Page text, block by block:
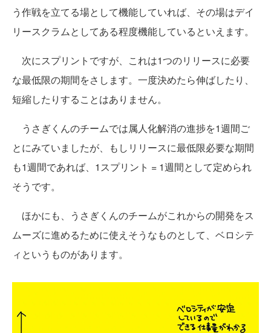
う作戦を立てる場として機能していれば、その場はデイ
リースクラムとしてある程度機能しているといえます。
次にスプリントですが、これは1つのリリースに必要
な最低限の期間をさします。一度決めたら伸ばしたり、
短縮したりすることはありません。
うさぎくんのチームでは属人化解消の進捗を1週間ご
とにみていましたが、もしリリースに最低限必要な期間
も1週間であれば、1スプリント = 1週間として定められ
そうです。
ほかにも、うさぎくんのチームがこれからの開発をス
ムーズに進めるために使えそうなものとして、ベロシテ
ィというものがあります。